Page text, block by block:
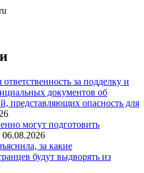
за подделку и
документов об
представляющих опасность для
могут подготовить
06.08.2026
за какие
будут выдворять из